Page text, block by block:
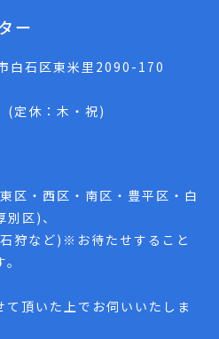
ー
白石区東米里2090-170
定休：木・祝)
区・西区・南区・豊平区・白
区)、
狩など)※お待たせすること
頂いた上でお伺いいたしま